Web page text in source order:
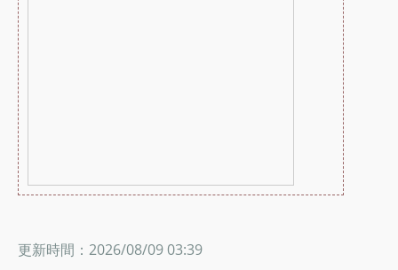
更新時間：2026/08/09 03:39